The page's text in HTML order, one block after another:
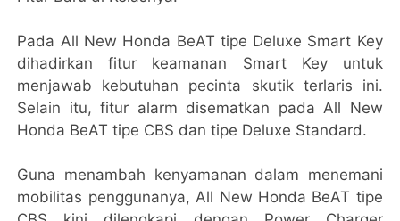
Pada All New Honda BeAT tipe Deluxe Smart Key
dihadirkan fitur keamanan Smart Key untuk
menjawab kebutuhan pecinta skutik terlaris ini.
Selain itu, fitur alarm disematkan pada All New
Honda BeAT tipe CBS dan tipe Deluxe Standard.
Guna menambah kenyamanan dalam menemani
mobilitas penggunanya, All New Honda BeAT tipe